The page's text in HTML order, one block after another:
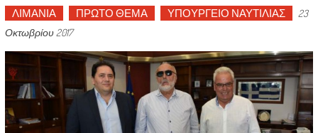
ΛΙΜΑΝΙΑ ΠΡΩΤΟ ΘΕΜΑ ΥΠΟΥΡΓΕΙΟ ΝΑΥΤΙΛΙΑΣ
23
Οκτωβρίου 2017